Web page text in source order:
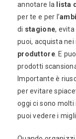
annotare la
lista
per te e per l’
di stagione, evita
puoi, acquista
produttore. E
prodotti
Importante è
per evitare
oggi ci sono
puoi vedere i